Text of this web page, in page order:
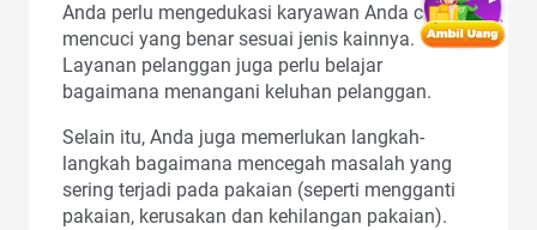
Anda perlu mengedukasi karyawan Anda cara
mencuci yang benar sesuai jenis kainnya.
Layanan pelanggan juga perlu belajar
bagaimana menangani keluhan pelanggan.
Selain itu, Anda juga memerlukan langkah-
langkah bagaimana mencegah masalah yang
sering terjadi pada pakaian (seperti mengganti
pakaian, kerusakan dan kehilangan pakaian).